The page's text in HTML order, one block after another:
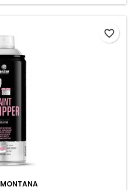
MONTANA
favorite_border